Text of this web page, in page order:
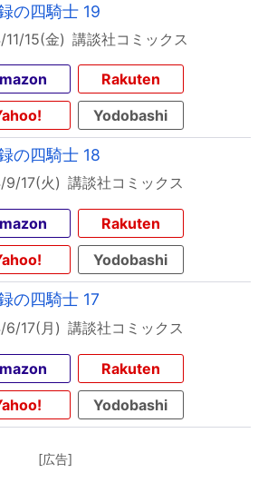
の四騎士 19
15(金) 講談社コミックス
Rakuten
Yodobashi
の四騎士 18
9/17(火) 講談社コミックス
Rakuten
Yodobashi
の四騎士 17
6/17(月) 講談社コミックス
Rakuten
Yodobashi
[広告]